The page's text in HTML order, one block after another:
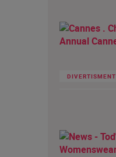
DIVERTISMENT